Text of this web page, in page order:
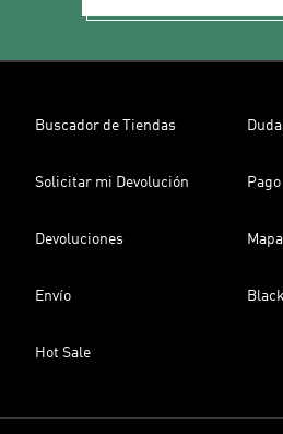
Buscador de Tiendas
Solicitar mi Devolución Pago
Devoluciones
Envío
Hot Sale